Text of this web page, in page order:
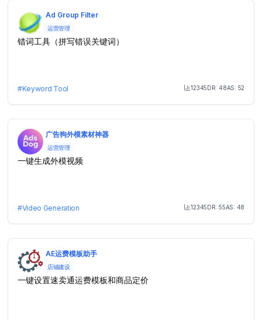
Ad Group Filter
运营管理
错词工具（拼写错误关键词）
#Keyword Tool Month Visit
12345DR:48AS: 52
广告狗外模素材神器
运营管理
一键生成外模视频
#Video Generation Month Visit
12345DR:55AS: 48
AE运费模板助手
店铺建设
一键设置速卖通运费模板和商品定价